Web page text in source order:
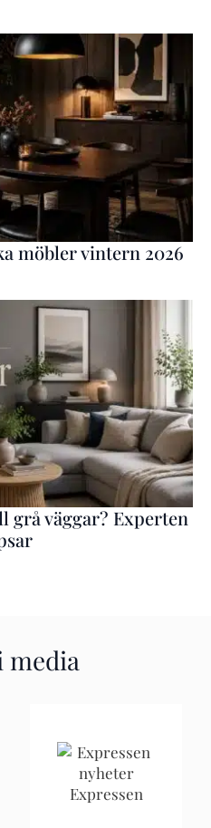
möbler vintern 2026
grå väggar? Experten
media
Expressen